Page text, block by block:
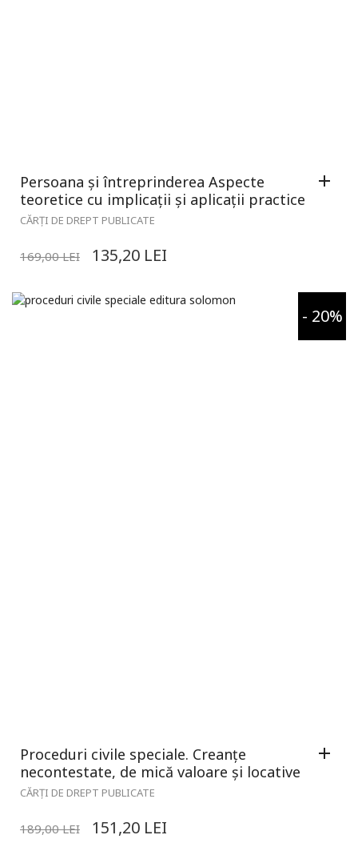
Persoana și întreprinderea Aspecte
teoretice cu implicații și aplicații practice
CĂRȚI DE DREPT PUBLICATE
169,00LEI 135,20 LEI
- 20%
Proceduri civile speciale. Creanțe
necontestate, de mică valoare și locative
CĂRȚI DE DREPT PUBLICATE
189,00LEI 151,20 LEI